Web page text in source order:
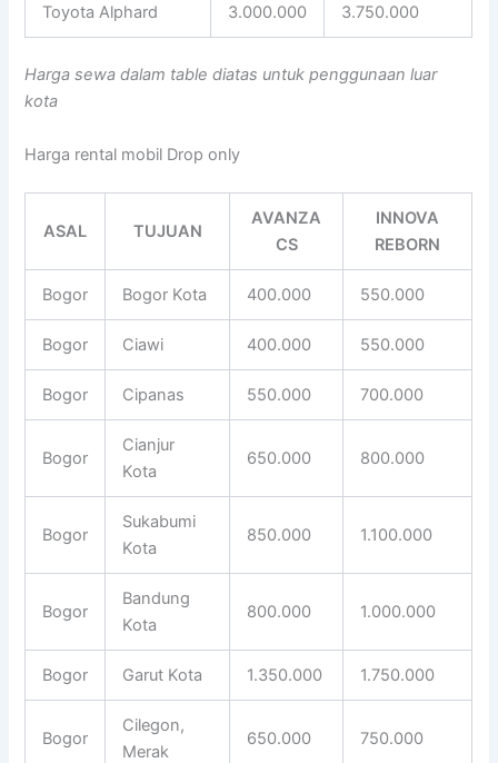
Toyota Alphard 3.000.000 3.750.000
Harga sewa dalam table diatas untuk penggunaan luar
kota
Harga rental mobil Drop only
ASAL TUJUAN
AVANZA
CS
INNOVA
REBORN
Bogor Bogor Kota 400.000 550.000
Bogor Ciawi 400.000 550.000
Bogor Cipanas 550.000 700.000
Bogor
Cianjur
Kota
650.000 800.000
Bogor
Sukabumi
Kota
850.000 1.100.000
Bogor
Bandung
Kota
800.000 1.000.000
Bogor Garut Kota 1.350.000 1.750.000
Bogor
Cilegon,
Merak
650.000 750.000